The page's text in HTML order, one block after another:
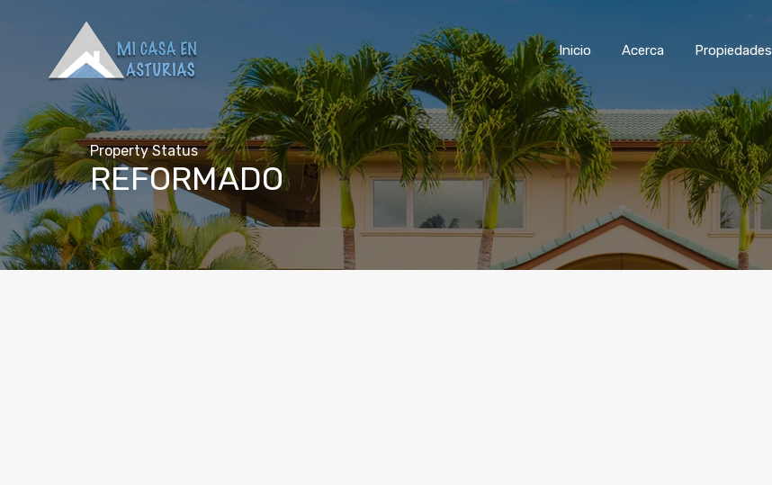
Inicio Acerca Propiedades
Property Status
REFORMADO